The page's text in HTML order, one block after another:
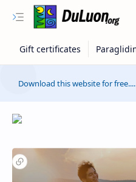
Download this website for free....